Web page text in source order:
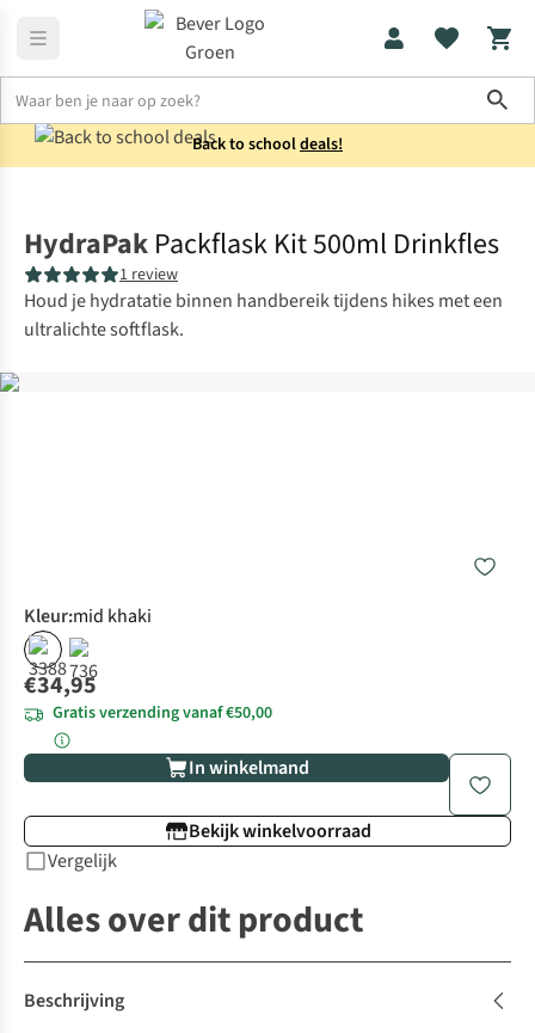
Back to schooldeals!
HydraPak Packflask Kit 500ml Drinkfles
1 review
Houd je hydratatie binnen handbereik tijdens hikes met een
ultralichte softflask.
Kleur:mid khaki
€34,95
Gratis verzending vanaf €50,00
In winkelmand
Bekijk winkelvoorraad
Vergelijk
Alles over dit product
Beschrijving